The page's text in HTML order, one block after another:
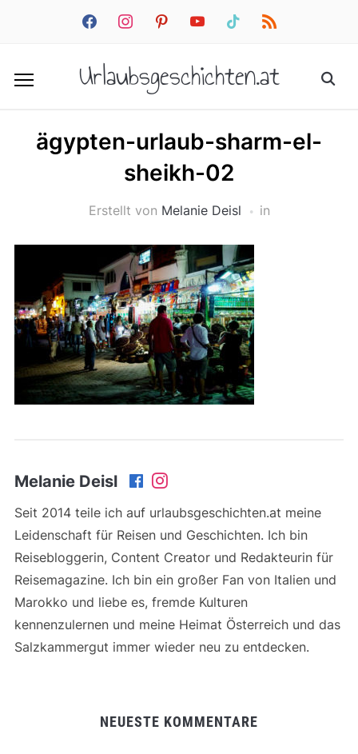
facebookinstagrampinterestyoutube tiktok rss
Urlaubsgeschichten.at
ägypten-urlaub-sharm-el-
sheikh-02
Erstellt von Melanie Deisl in
Melanie Deisl
Seit 2014 teile ich auf urlaubsgeschichten.at meine
Leidenschaft für Reisen und Geschichten. Ich bin
Reisebloggerin, Content Creator und Redakteurin für
Reisemagazine. Ich bin ein großer Fan von Italien und
Marokko und liebe es, fremde Kulturen
kennenzulernen und meine Heimat Österreich und das
Salzkammergut immer wieder neu zu entdecken.
NEUESTE KOMMENTARE